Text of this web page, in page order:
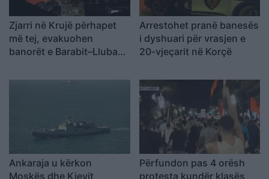
Zjarri në Krujë përhapet
më tej, evakuohen
banorët e Barabit–Lluban,
armatimesh
Arrestohet pranë banesës
i dyshuari për vrasjen e
20-vjeçarit në Korçë
Ankaraja u kërkon
Moskës dhe Kievit
Përfundon pas 4 orësh
protesta kundër klasës